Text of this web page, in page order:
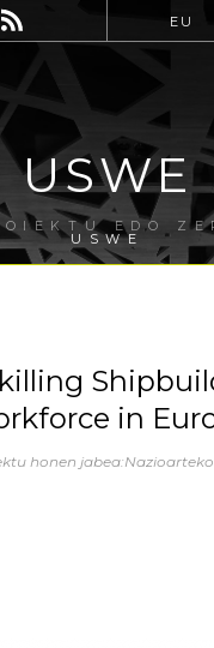
EU
USWE
EDO
USWE
in
honen